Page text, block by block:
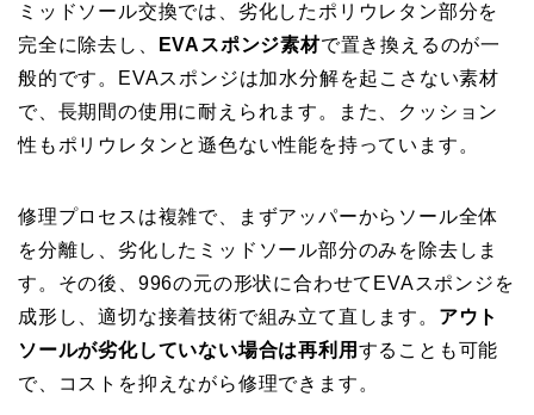
ミッドソール交換では、劣化したポリウレタン部分を
完全に除去し、
EVAスポンジ素材で置き換えるのが一
般的です。EVAスポンジは加水分解を起こさない素材
で、長期間の使用に耐えられます。また、クッション
性もポリウレタンと遜色ない性能を持っています。
修理プロセスは複雑で、まずアッパーからソール全体
を分離し、劣化したミッドソール部分のみを除去しま
す。その後、996の元の形状に合わせてEVAスポンジを
成形し、適切な接着技術で組み立て直します。 アウト
ソールが劣化していない場合は再利用 することも可能
で、コストを抑えながら修理できます。